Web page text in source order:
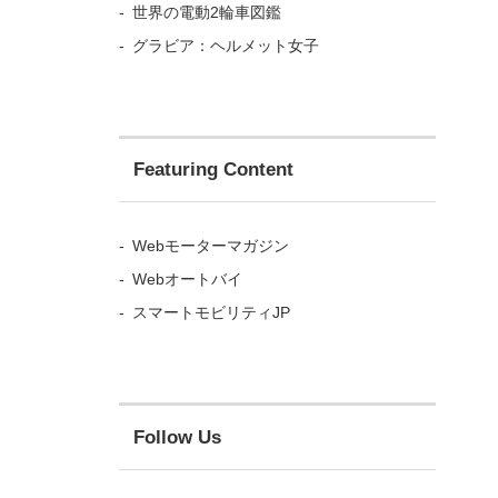
世界の電動2輪車図鑑
グラビア：ヘルメット女子
Featuring Content
Webモーターマガジン
Webオートバイ
スマートモビリティJP
Follow Us